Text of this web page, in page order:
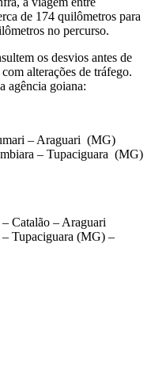
de 174 quilômetros para
no percurso.
os desvios antes de
alterações de tráfego.
agência goiana:
– Araguari (MG)
– Tupaciguara (MG)
Catalão – Araguari
Tupaciguara (MG) –